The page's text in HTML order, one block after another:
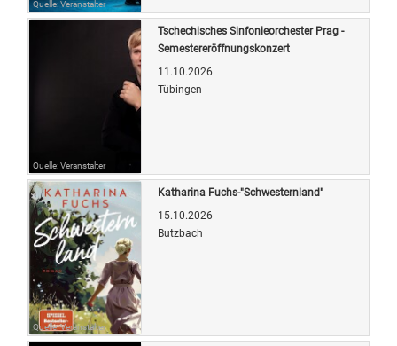
Quelle: Veranstalter
Quelle: Veranstalter
Tschechisches Sinfonieorchester Prag -
Semestereröffnungskonzert
11.10.2026
Tübingen
Quelle: Veranstalter
Katharina Fuchs-"Schwesternland"
15.10.2026
Butzbach